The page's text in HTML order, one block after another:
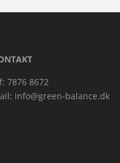
7876 8672
info@green-balance.dk